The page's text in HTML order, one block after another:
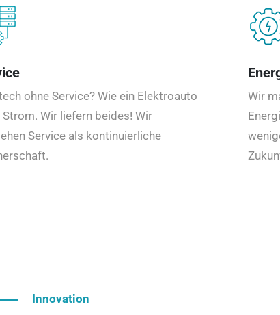
ohne Service? Wie ein Elektroauto
Strom. Wir liefern beides! Wir
Service als kontinuierliche
Wir
Innovation